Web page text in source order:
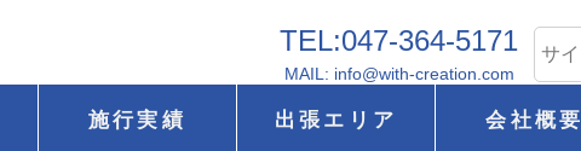
TEL:047-364-5171
MAIL: info@with-creation.com
施行実績 出張エリア 会社概要